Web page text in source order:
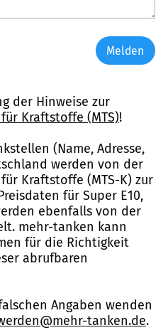
Melden
der Hinweise zur
Kraftstoffe (MTS)!
(Name, Adresse,
werden von der
Kraftstoffe (MTS-K) zur
für Super E10,
ebenfalls von der
mehr-tanken kann
für die Richtigkeit
abrufbaren
Angaben wenden
tanken.de.